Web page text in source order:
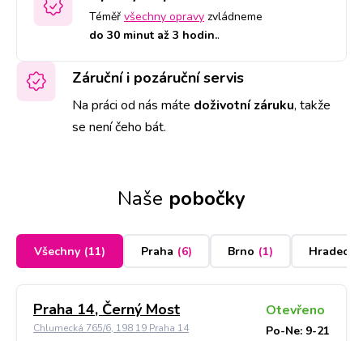
Téměř všechny opravy zvládneme
do 30 minut až 3 hodin..
Záruční i pozáruční servis
Na práci od nás máte doživotní záruku, takže
se není čeho bát.
Naše pobočky
Všechny (11) Praha (6) Brno (1) Hradec
Praha 14, Černý Most
Chlumecká 765/6, 198 19 Praha 14
Otevřeno
Po-Ne: 9-21